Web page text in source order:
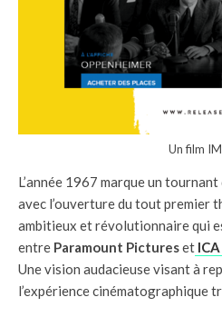
Un film
L’année 1967 marque un
avec l’ouverture du tout premier
ambitieux et révolutionnaire qui
entre Paramount Pictureset
Une vision audacieuse visant à
l’expérience cinématographique